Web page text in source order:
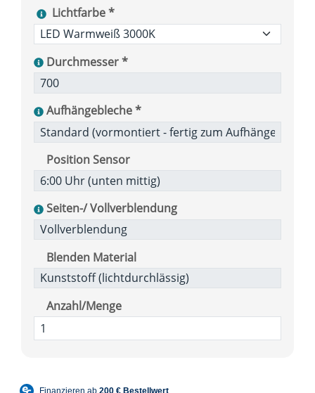
Lichtfarbe *
Durchmesser *
Aufhängebleche *
Position Sensor
Seiten-/ Vollverblendung
Blenden Material
Anzahl/Menge